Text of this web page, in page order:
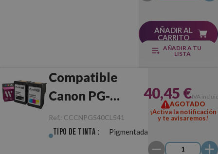
AÑADIR AL
CARRITO
AÑADIR A TU
LISTA
Compatible
Canon PG-
540XL/CL-541XL
Negro/Color
Ref.: CCCNPG540CL541
Tipo de Tinta : Pigmentada
40,45 €IVA
AGOTADO
¡Activa la notificación
y te avisaremos!